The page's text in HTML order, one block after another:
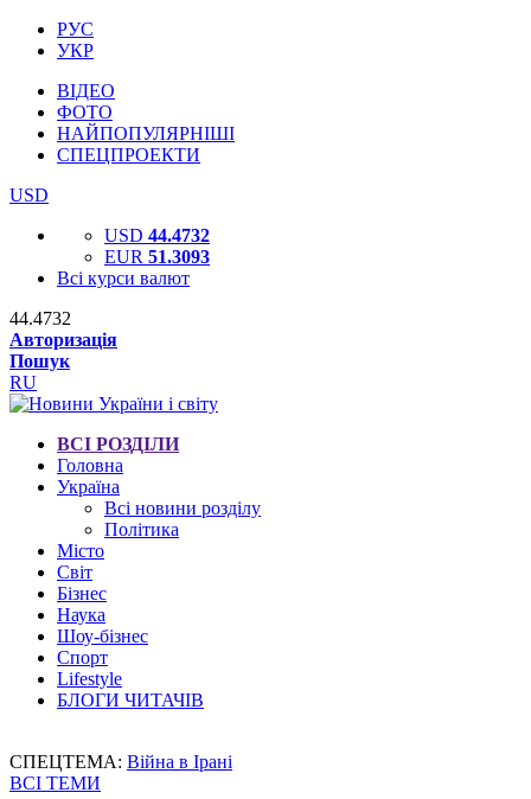
РУС
УКР
ВІДЕО
ФОТО
НАЙПОПУЛЯРНІШІ
СПЕЦПРОЕКТИ
USD
USD 44.4732
EUR 51.3093
Всі курси валют
44.4732
Авторизація
Пошук
RU
ВСІ РОЗДІЛИ
Головна
Україна
Всі новини розділу
Політика
Місто
Світ
Бізнес
Наука
Шоу-бізнес
Спорт
Lifestyle
БЛОГИ ЧИТАЧІВ
СПЕЦТЕМА: Війна в Ірані
ВСІ ТЕМИ